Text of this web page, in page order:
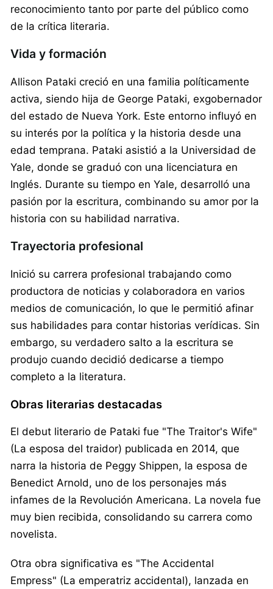
reconocimiento tanto por parte del público como
de la crítica literaria.
Vida y formación
Allison Pataki creció en una familia políticamente
activa, siendo hija de George Pataki, exgobernador
del estado de Nueva York. Este entorno influyó en
su interés por la política y la historia desde una
edad temprana. Pataki asistió a la Universidad de
Yale, donde se graduó con una licenciatura en
Inglés. Durante su tiempo en Yale, desarrolló una
pasión por la escritura, combinando su amor por la
historia con su habilidad narrativa.
Trayectoria profesional
Inició su carrera profesional trabajando como
productora de noticias y colaboradora en varios
medios de comunicación, lo que le permitió afinar
sus habilidades para contar historias verídicas. Sin
embargo, su verdadero salto a la escritura se
produjo cuando decidió dedicarse a tiempo
completo a la literatura.
Obras literarias destacadas
El debut literario de Pataki fue "The Traitor's Wife"
(La esposa del traidor) publicada en 2014, que
narra la historia de Peggy Shippen, la esposa de
Benedict Arnold, uno de los personajes más
infames de la Revolución Americana. La novela fue
muy bien recibida, consolidando su carrera como
novelista.
Otra obra significativa es "The Accidental
Empress" (La emperatriz accidental), lanzada en